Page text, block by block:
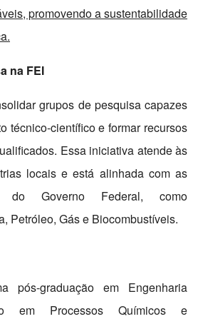
promovendo a sustentabilidade
na FEI
grupos de pesquisa capazes
técnico-científico e formar recursos
Essa iniciativa atende às
locais e está alinhada com as
do Governo Federal, como
Petróleo, Gás e Biocombustíveis.
pós-graduação em Engenharia
em Processos Químicos e